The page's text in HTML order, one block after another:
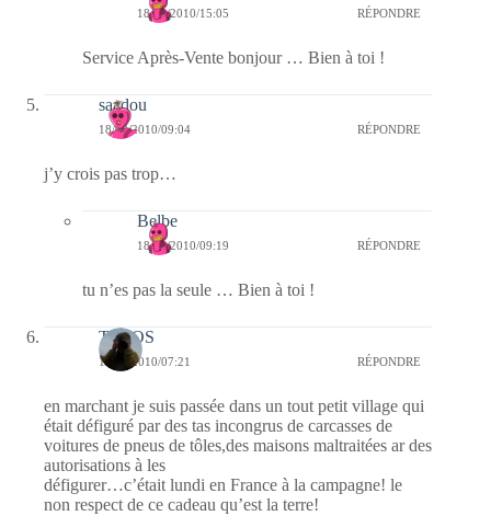
18/02/2010/15:05 RÉPONDRE
Service Après-Vente bonjour … Bien à toi !
saadou
18/02/2010/09:04 RÉPONDRE
j’y crois pas trop…
Belbe
18/02/2010/09:19 RÉPONDRE
tu n’es pas la seule … Bien à toi !
TELOS
18/02/2010/07:21 RÉPONDRE
en marchant je suis passée dans un tout petit village qui
était défiguré par des tas incongrus de carcasses de
voitures de pneus de tôles,des maisons maltraitées ar des
autorisations à les
défigurer…c’était lundi en France à la campagne! le
non respect de ce cadeau qu’est la terre!